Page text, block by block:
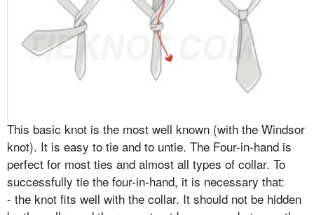
This basic knot is the most well known (with the Windsor
knot). It is easy to tie and to untie. The Four-in-hand is
perfect for most ties and almost all types of collar. To
successfully tie the four-in-hand, it is necessary that:
- the knot fits well with the collar. It should not be hidden